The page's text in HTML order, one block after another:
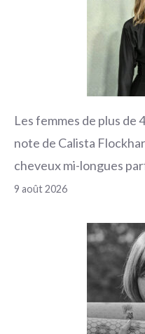
Les femmes de plus de
note de Calista
cheveux mi-longues
9 août 2026